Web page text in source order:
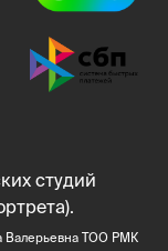
студий
Валерьевна ТОО РМК